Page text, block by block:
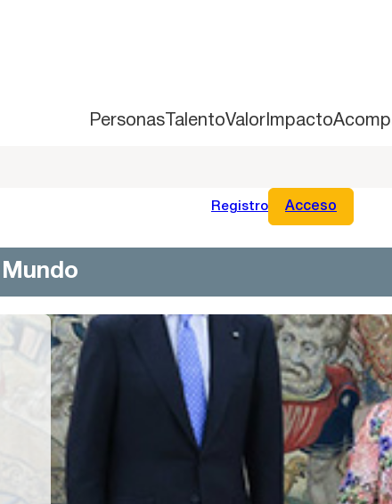
PersonasTalentoValorImpacto
Registro Acceso